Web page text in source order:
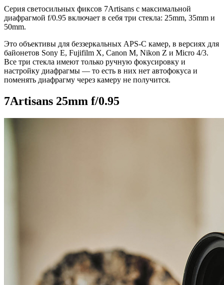
Серия светосильных фиксов 7Artisans с максимальной
диафрагмой f/0.95 включает в себя три стекла: 25mm, 35mm и
50mm.
Это объективы для беззеркальных APS-C камер, в версиях для
байонетов Sony E, Fujifilm X, Canon M, Nikon Z и Micro 4/3.
Все три стекла имеют только ручную фокусировку и
настройку диафрагмы — то есть в них нет автофокуса и
поменять диафрагму через камеру не получится.
7Artisans 25mm f/0.95